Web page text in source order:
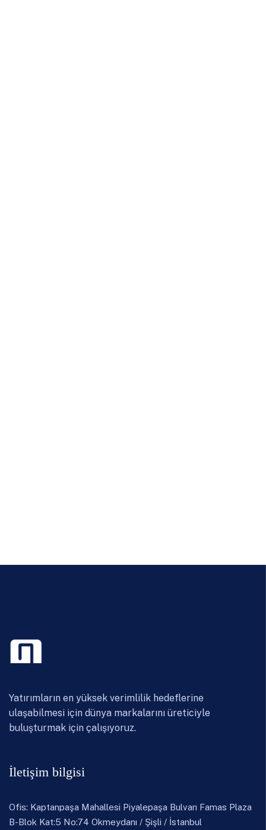
Yatırımların en yüksek verimlilik hedeflerine
ulaşabilmesi için dünya markalarını üreticiyle
buluşturmak için çalışıyoruz.
İletişim bilgisi
Ofis: Kaptanpaşa Mahallesi Piyalepaşa Bulvarı Famas Plaza
B-Blok Kat:5 No:74 Okmeydanı / Şişli / İstanbul